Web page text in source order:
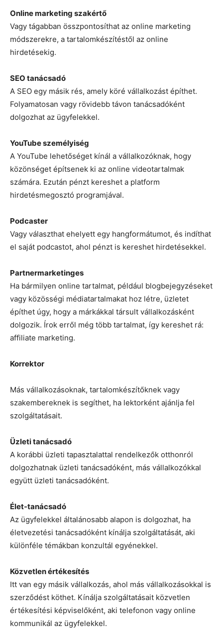
Online marketing szakértő
Vagy tágabban összpontosíthat az online marketing
módszerekre, a tartalomkészítéstől az online
hirdetésekig.
SEO tanácsadó
A SEO egy másik rés, amely köré vállalkozást építhet.
Folyamatosan vagy rövidebb távon tanácsadóként
dolgozhat az ügyfelekkel.
YouTube személyiség
A YouTube lehetőséget kínál a vállalkozóknak, hogy
közönséget építsenek ki az online videotartalmak
számára. Ezután pénzt kereshet a platform
hirdetésmegosztó programjával.
Podcaster
Vagy választhat ehelyett egy hangformátumot, és indíthat
el saját podcastot, ahol pénzt is kereshet hirdetésekkel.
Partnermarketinges
Ha bármilyen online tartalmat, például blogbejegyzéseket
vagy közösségi médiatartalmakat hoz létre, üzletet
építhet úgy, hogy a márkákkal társult vállalkozásként
dolgozik. Írok erről még több tartalmat, így kereshet rá:
affiliate marketing.
Korrektor
Más vállalkozásoknak, tartalomkészítőknek vagy
szakembereknek is segíthet, ha lektorként ajánlja fel
szolgáltatásait.
Üzleti tanácsadó
A korábbi üzleti tapasztalattal rendelkezők otthonról
dolgozhatnak üzleti tanácsadóként, más vállalkozókkal
együtt üzleti tanácsadóként.
Élet-tanácsadó
Az ügyfelekkel általánosabb alapon is dolgozhat, ha
életvezetési tanácsadóként kínálja szolgáltatását, aki
különféle témákban konzultál egyénekkel.
Közvetlen értékesítés
Itt van egy másik vállalkozás, ahol más vállalkozásokkal is
szerződést köthet. Kínálja szolgáltatásait közvetlen
értékesítési képviselőként, aki telefonon vagy online
kommunikál az ügyfelekkel.